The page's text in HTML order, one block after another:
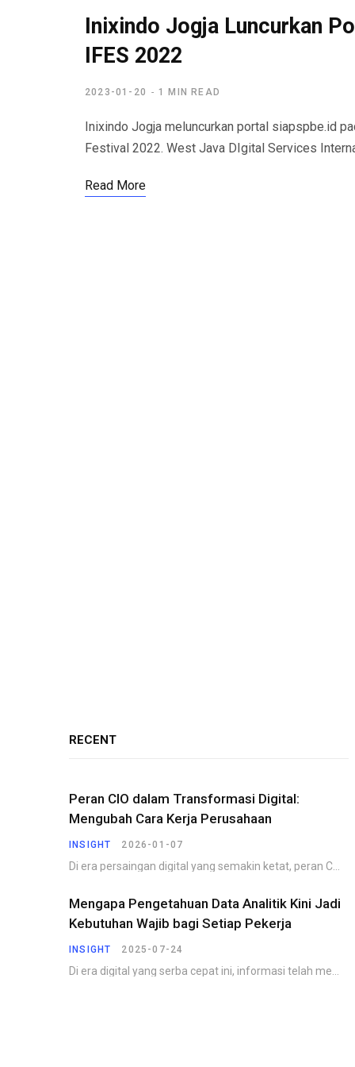
Inixindo Jogja Luncurkan
IFES 2022
2023-01-20 1 MIN READ
Inixindo Jogja meluncurkan portal siapspbe.id
Festival 2022. West Java DIgital Services
Read More
RECENT
Peran CIO dalam Transformasi Digital:
Mengubah Cara Kerja Perusahaan
INSIGHT 2026-01-07
Mengapa Pengetahuan Data Analitik Kini Jadi
Kebutuhan Wajib bagi Setiap Pekerja
INSIGHT 2025-07-24